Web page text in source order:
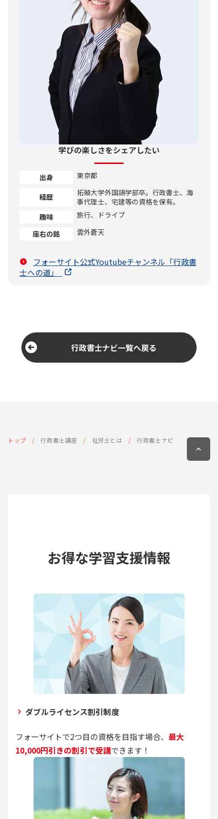
学びの楽しさをシェアしたい
出身 東京都
経歴
拓殖大学外国語学部卒。行政書士、海
事代理士、宅建等の資格を保有。
趣味
旅行、ドライブ
座右の銘
雲外蒼天
フォーサイト公式Youtubeチャンネル「行政書
士への道」
行政書士ナビ一覧へ戻る
トップ 行政書士講座 社労士とは 行政書士ナビ
お得な学習支援情報
ダブルライセンス割引制度
フォーサイトで2つ目の資格を目指す場合、 最大
10,000円引きの割引で受講できます！